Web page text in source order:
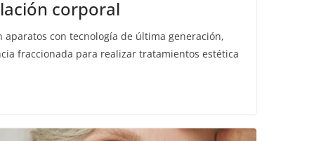
corporal
aparatos con tecnología de última generación,
fraccionada para realizar tratamientos estética